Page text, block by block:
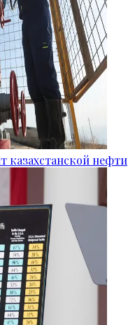
казахстанской нефти